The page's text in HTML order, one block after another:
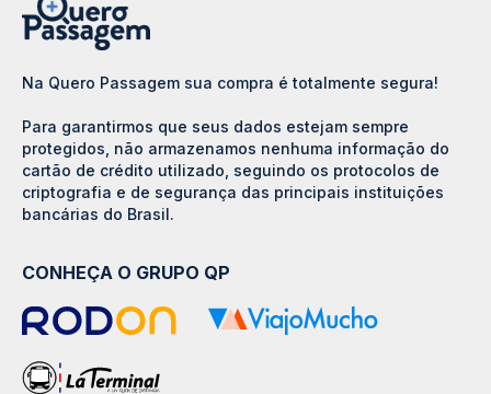
Na Quero Passagem sua compra é totalmente segura!
Para garantirmos que seus dados estejam sempre
protegidos, não armazenamos nenhuma informação do
cartão de crédito utilizado, seguindo os protocolos de
criptografia e de segurança das principais instituições
bancárias do Brasil.
CONHEÇA O GRUPO QP